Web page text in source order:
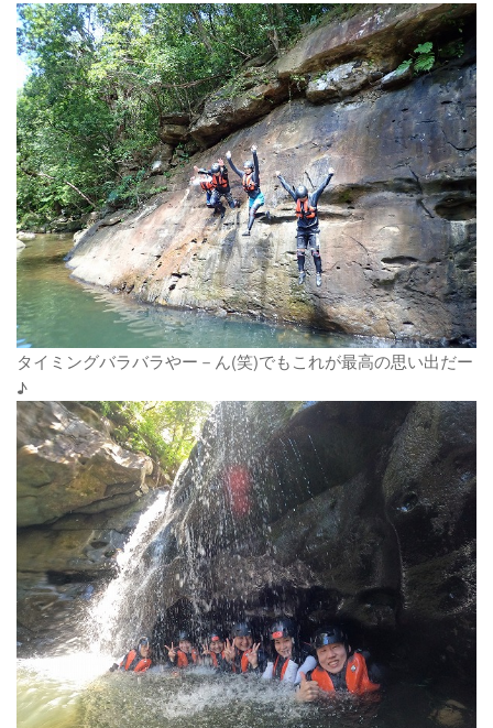
タイミングバラバラやー－ん(笑)でもこれが最高の思い出だー
♪